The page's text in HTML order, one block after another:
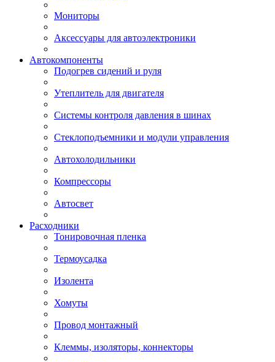
Мониторы
Аксессуары для автоэлектроники
Автокомпоненты
Подогрев сидений и руля
Утеплитель для двигателя
Системы контроля давления в шинах
Стеклоподъемники и модули управления
Автохолодильники
Компрессоры
Автосвет
Расходники
Тонировочная пленка
Термоусадка
Изолента
Хомуты
Провод монтажный
Клеммы, изоляторы, коннекторы